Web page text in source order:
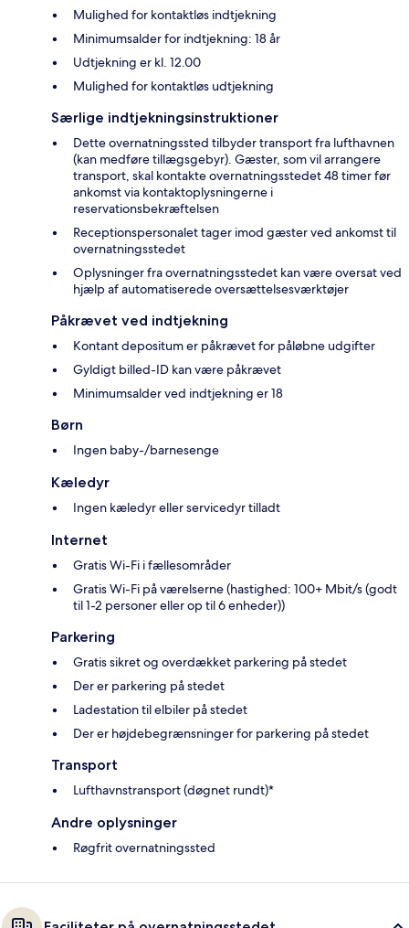
Mulighed for kontaktløs indtjekning
Minimumsalder for indtjekning: 18 år
Udtjekning er kl. 12.00
Mulighed for kontaktløs udtjekning
Særlige indtjekningsinstruktioner
Dette overnatningssted tilbyder transport fra lufthavnen
(kan medføre tillægsgebyr). Gæster, som vil arrangere
transport, skal kontakte overnatningsstedet 48 timer før
ankomst via kontaktoplysningerne i
reservationsbekræftelsen
Receptionspersonalet tager imod gæster ved ankomst til
overnatningsstedet
Oplysninger fra overnatningsstedet kan være oversat ved
hjælp af automatiserede oversættelsesværktøjer
Påkrævet ved indtjekning
Kontant depositum er påkrævet for påløbne udgifter
Gyldigt billed-ID kan være påkrævet
Minimumsalder ved indtjekning er 18
Børn
Ingen baby-/barnesenge
Kæledyr
Ingen kæledyr eller servicedyr tilladt
Internet
Gratis Wi-Fi i fællesområder
Gratis Wi-Fi på værelserne (hastighed: 100+ Mbit/s (godt
til 1-2 personer eller op til 6 enheder))
Parkering
Gratis sikret og overdækket parkering på stedet
Der er parkering på stedet
Ladestation til elbiler på stedet
Der er højdebegrænsninger for parkering på stedet
Transport
Lufthavnstransport (døgnet rundt)*
Andre oplysninger
Røgfrit overnatningssted